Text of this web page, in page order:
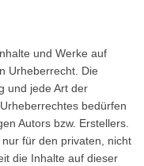
und Werke auf
Urheberrecht. Die
und jede Art der
bedürfen
Autors bzw. Erstellers.
für den privaten, nicht
die Inhalte auf dieser